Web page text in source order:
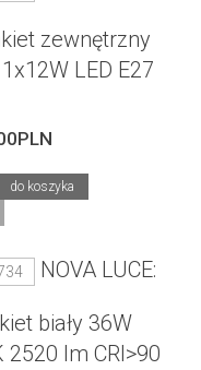
zewnętrzny
LED E27
do koszyka
NOVA LUCE:
biały 36W
2520 lm CRI>90